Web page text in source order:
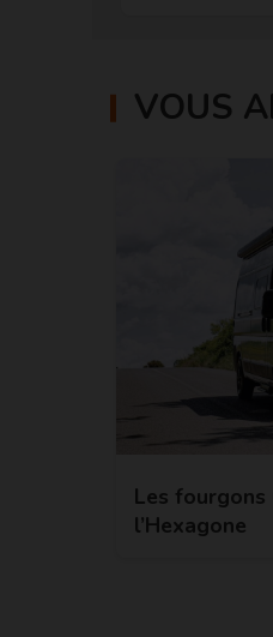
VOUS
Les fourgons
l’Hexagone